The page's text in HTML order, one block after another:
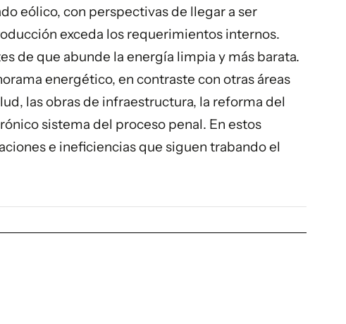
eólico, con perspectivas de llegar a ser
exceda los requerimientos internos.
de que abunde la energía limpia y más barata.
energético, en contraste con otras áreas
las obras de infraestructura, la reforma del
sistema del proceso penal. En estos
e ineficiencias que siguen trabando el